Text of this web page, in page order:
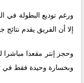
إلا أن الفريق يقدم نتائج
وبخسارة وحيدة فقط في